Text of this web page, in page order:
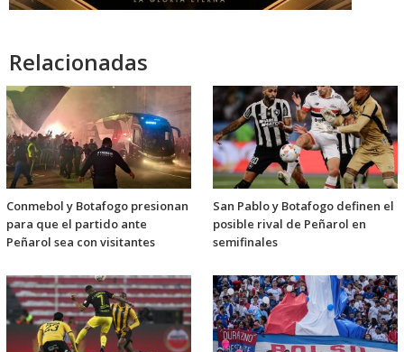
Relacionadas
Conmebol y Botafogo presionan
para que el partido ante
Peñarol sea con visitantes
San Pablo y Botafogo definen el
posible rival de Peñarol en
semifinales